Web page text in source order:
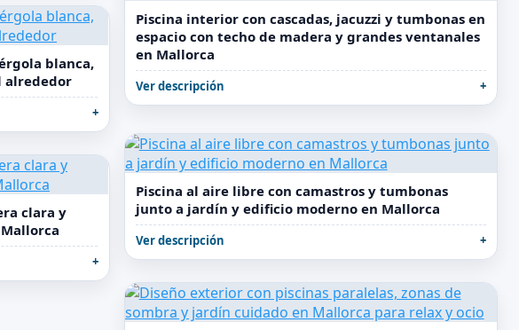
Piscina interior con cascadas, jacuzzi y tumbonas en
espacio con techo de madera y grandes ventanales
en Mallorca
Ver descripción
blanca,
alrededor
Piscina al aire libre con camastros y tumbonas
junto a jardín y edificio moderno en Mallorca
Ver descripción
clara y